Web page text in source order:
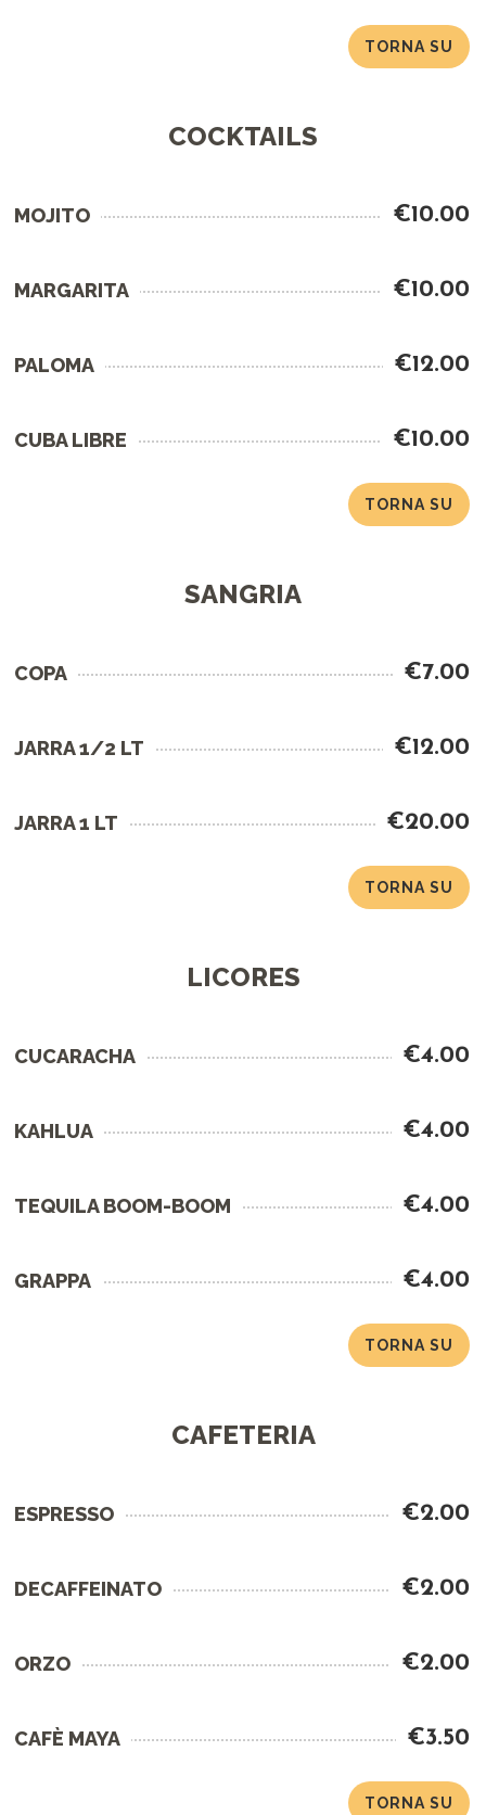
TORNA SU
COCKTAILS
MOJITO €10.00
MARGARITA €10.00
PALOMA €12.00
CUBA LIBRE €10.00
TORNA SU
SANGRIA
COPA €7.00
JARRA 1/2 LT €12.00
JARRA 1 LT €20.00
TORNA SU
LICORES
CUCARACHA €4.00
KAHLUA €4.00
TEQUILA BOOM-BOOM €4.00
GRAPPA €4.00
TORNA SU
CAFETERIA
ESPRESSO €2.00
DECAFFEINATO €2.00
ORZO €2.00
CAFÈ MAYA €3.50
TORNA SU